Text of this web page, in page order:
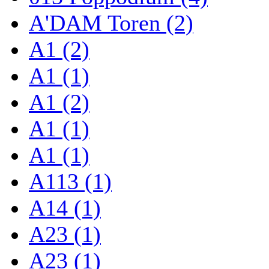
A'DAM Toren (2)
A1 (2)
A1 (1)
A1 (2)
A1 (1)
A1 (1)
A113 (1)
A14 (1)
A23 (1)
A23 (1)